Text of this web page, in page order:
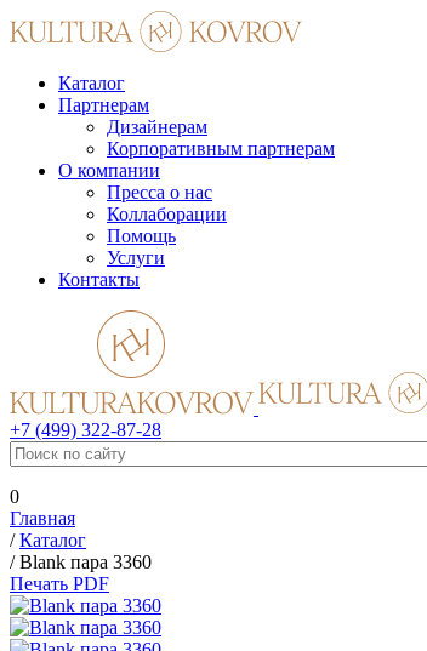
Каталог
Партнерам
Дизайнерам
Корпоративным партнерам
О компании
Пресса о нас
Коллаборации
Помощь
Услуги
Контакты
+7 (499) 322-87-28
0
Главная
/Каталог
/Blank пара 3360
Печать PDF